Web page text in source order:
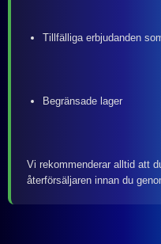
Tillfälliga erbjudanden
Begränsade lager
Vi rekommenderar alltid att
återförsäljaren innan du